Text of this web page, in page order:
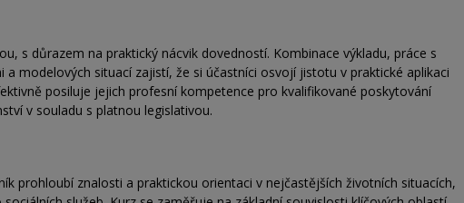
s důrazem na praktický nácvik dovedností. Kombinace výkladu, práce s
a modelových situací zajistí, že si účastníci osvojí jistotu v praktické aplikaci
posiluje jejich profesní kompetence pro kvalifikované poskytování
v souladu s platnou legislativou.
prohloubí znalosti a praktickou orientaci v nejčastějších životních situacích,